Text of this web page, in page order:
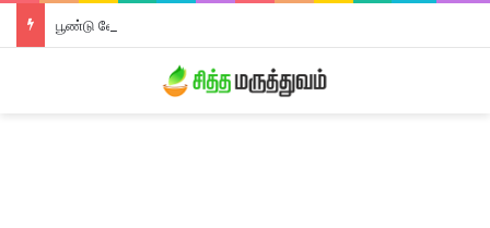
பூண்டு லேகியம்